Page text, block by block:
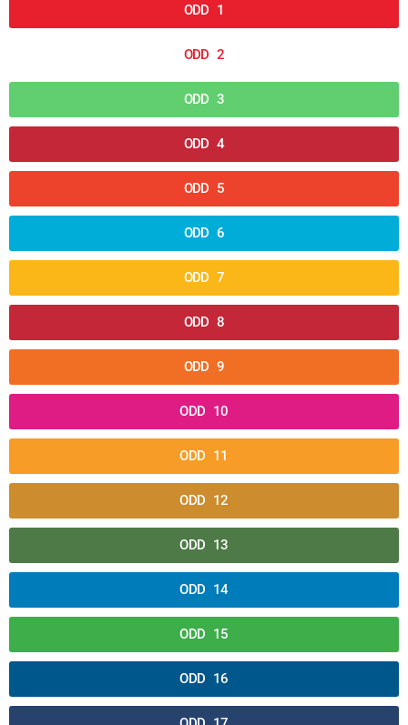
ODD 1
ODD 2
ODD 3
ODD 4
ODD 5
ODD 6
ODD 7
ODD 8
ODD 9
ODD 10
ODD 11
ODD 12
ODD 13
ODD 14
ODD 15
ODD 16